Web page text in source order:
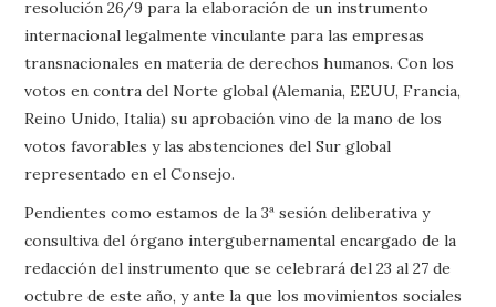
resolución 26/9 para la elaboración de un instrumento
internacional legalmente vinculante para las empresas
transnacionales en materia de derechos humanos. Con los
votos en contra del Norte global (Alemania, EEUU, Francia,
Reino Unido, Italia) su aprobación vino de la mano de los
votos favorables y las abstenciones del Sur global
representado en el Consejo.
Pendientes como estamos de la 3ª sesión deliberativa y
consultiva del órgano intergubernamental encargado de la
redacción del instrumento que se celebrará del 23 al 27 de
octubre de este año, y ante la que los movimientos sociales